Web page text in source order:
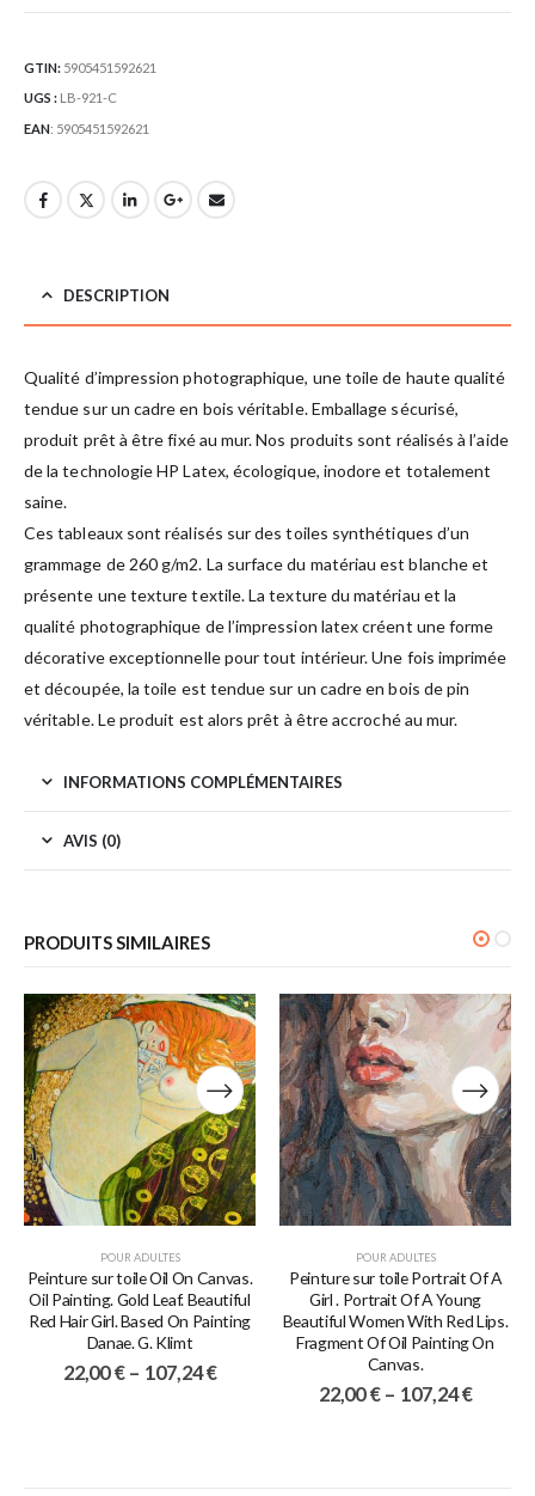
GTIN: 5905451592621
UGS : LB-921-C
EAN: 5905451592621
DESCRIPTION
Qualité d’impression photographique, une toile de haute qualité
tendue sur un cadre en bois véritable. Emballage sécurisé,
produit prêt à être fixé au mur. Nos produits sont réalisés à l’aide
de la technologie HP Latex, écologique, inodore et totalement
saine.
Ces tableaux sont réalisés sur des toiles synthétiques d’un
grammage de 260 g/m2. La surface du matériau est blanche et
présente une texture textile. La texture du matériau et la
qualité photographique de l’impression latex créent une forme
décorative exceptionnelle pour tout intérieur. Une fois imprimée
et découpée, la toile est tendue sur un cadre en bois de pin
véritable. Le produit est alors prêt à être accroché au mur.
INFORMATIONS COMPLÉMENTAIRES
AVIS (0)
PRODUITS SIMILAIRES
POUR ADULTES
Peinture sur toile Oil On Canvas.
Oil Painting. Gold Leaf. Beautiful
Red Hair Girl. Based On Painting
Danae. G. Klimt
22,00€ – 107,24€
POUR ADULTES
Peinture sur toile Portrait Of A
Girl . Portrait Of A Young
Beautiful Women With Red Lips.
Fragment Of Oil Painting On
Canvas.
22,00€ – 107,24€